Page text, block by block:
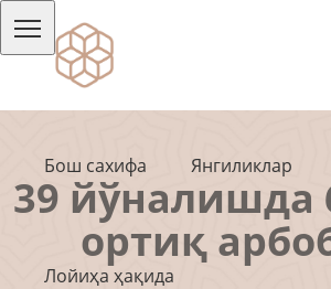
Бош сахифа Янгиликлар
Лойиҳа ҳақида
39 йўналишда
ортиқ